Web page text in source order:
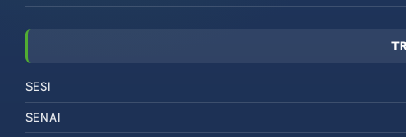
SESI
SENAI